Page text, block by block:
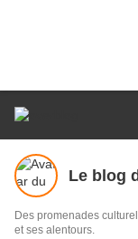
Le blog
Des promenades
et ses alentours.